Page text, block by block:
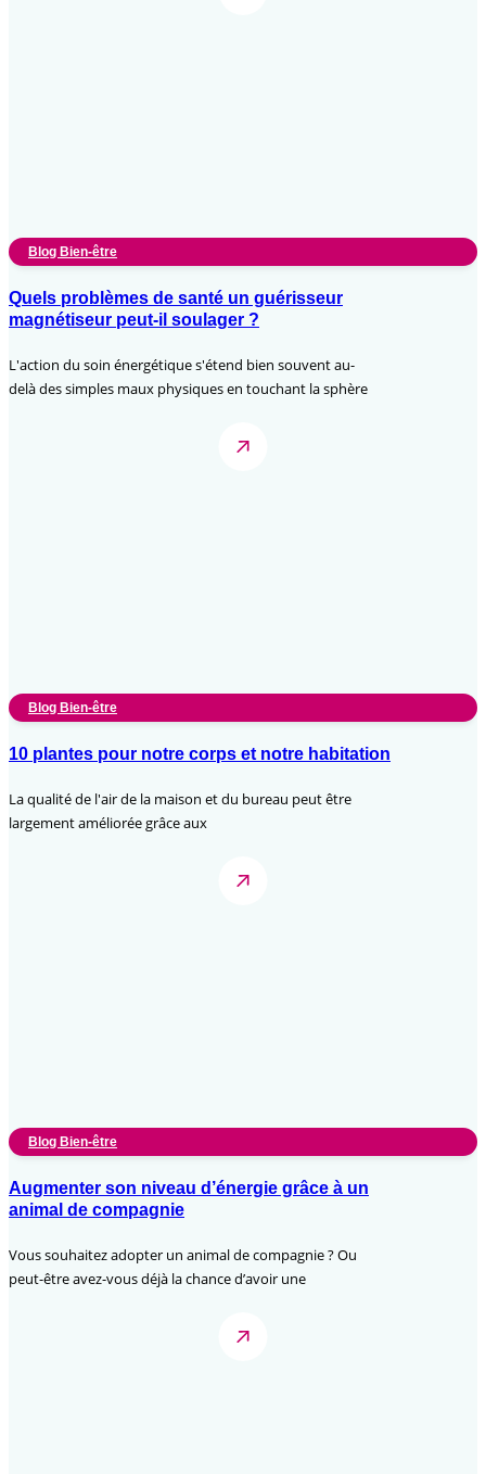
Blog Bien-être
Quels problèmes de santé un guérisseur
magnétiseur peut-il soulager ?
L'action du soin énergétique s'étend bien souvent au-
delà des simples maux physiques en touchant la sphère
Blog Bien-être
10 plantes pour notre corps et notre habitation
La qualité de l'air de la maison et du bureau peut être
largement améliorée grâce aux
Blog Bien-être
Augmenter son niveau d’énergie grâce à un
animal de compagnie
Vous souhaitez adopter un animal de compagnie ? Ou
peut-être avez-vous déjà la chance d’avoir une